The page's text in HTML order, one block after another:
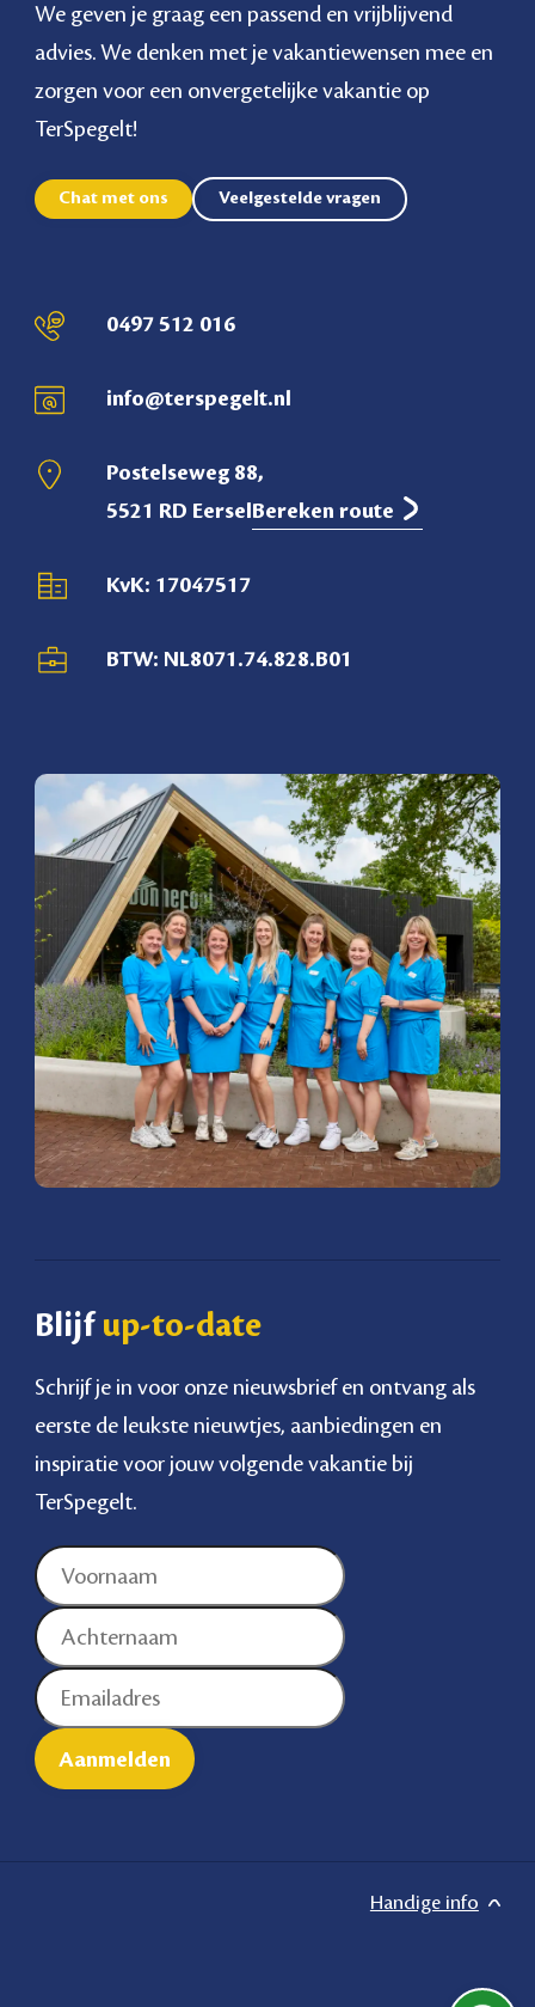
We geven je graag een passend en vrijblijvend
advies. We denken met je vakantiewensen mee en
zorgen voor een onvergetelijke vakantie op
TerSpegelt!
Chat met ons Veelgestelde vragen
0497 512 016
info@terspegelt.nl
Postelseweg 88,
5521 RD EerselBereken route
KvK: 17047517
BTW: NL8071.74.828.B01
Blijf up-to-date
Schrijf je in voor onze nieuwsbrief en ontvang als
eerste de leukste nieuwtjes, aanbiedingen en
inspiratie voor jouw volgende vakantie bij
TerSpegelt.
Handige info